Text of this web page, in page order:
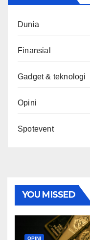
Dunia
Finansial
Gadget & teknologi
Opini
Spotevent
YOU MISSED
OPINI